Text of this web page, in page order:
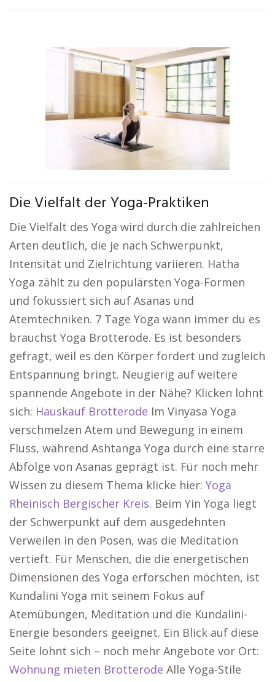
Die Vielfalt der Yoga-Praktiken
Die Vielfalt des Yoga wird durch die zahlreichen
Arten deutlich, die je nach Schwerpunkt,
Intensität und Zielrichtung variieren. Hatha
Yoga zählt zu den populärsten Yoga-Formen
und fokussiert sich auf Asanas und
Atemtechniken. 7 Tage Yoga wann immer du es
brauchst Yoga Brotterode. Es ist besonders
gefragt, weil es den Körper fordert und zugleich
Entspannung bringt. Neugierig auf weitere
spannende Angebote in der Nähe? Klicken lohnt
sich: Hauskauf Brotterode Im Vinyasa Yoga
verschmelzen Atem und Bewegung in einem
Fluss, während Ashtanga Yoga durch eine starre
Abfolge von Asanas geprägt ist. Für noch mehr
Wissen zu diesem Thema klicke hier: Yoga
Rheinisch Bergischer Kreis. Beim Yin Yoga liegt
der Schwerpunkt auf dem ausgedehnten
Verweilen in den Posen, was die Meditation
vertieft. Für Menschen, die die energetischen
Dimensionen des Yoga erforschen möchten, ist
Kundalini Yoga mit seinem Fokus auf
Atemübungen, Meditation und die Kundalini-
Energie besonders geeignet. Ein Blick auf diese
Seite lohnt sich – noch mehr Angebote vor Ort:
Wohnung mieten Brotterode Alle Yoga-Stile